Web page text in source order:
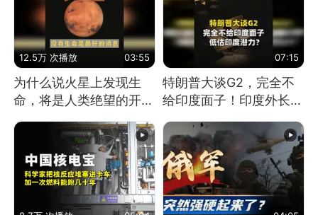
12.5万 次播放 03:55
为什么说火星上发现生
命，将是人类绝望的开
始？
07:15
特朗普大谈G2，完全不
给印度面子！印度外长：
低估印度潜力